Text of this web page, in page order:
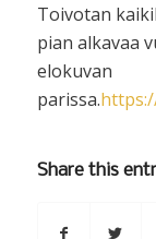
Toivotan
pian alkavaa
elokuvan
parissa.
Share this